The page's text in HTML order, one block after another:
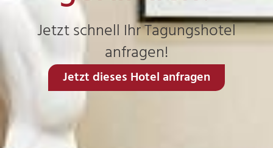
Jetzt schnell Ihr Tagungshotel
anfragen!
Jetzt dieses Hotel anfragen